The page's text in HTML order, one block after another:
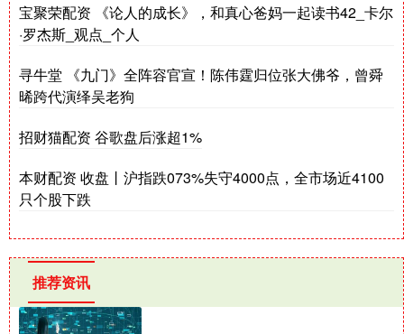
宝聚荣配资 《论人的成长》，和真心爸妈一起读书42_卡尔
·罗杰斯_观点_个人
寻牛堂 《九门》全阵容官宣！陈伟霆归位张大佛爷，曾舜
晞跨代演绎吴老狗
招财猫配资 谷歌盘后涨超1%
本财配资 收盘丨沪指跌073%失守4000点，全市场近4100
只个股下跌
推荐资讯